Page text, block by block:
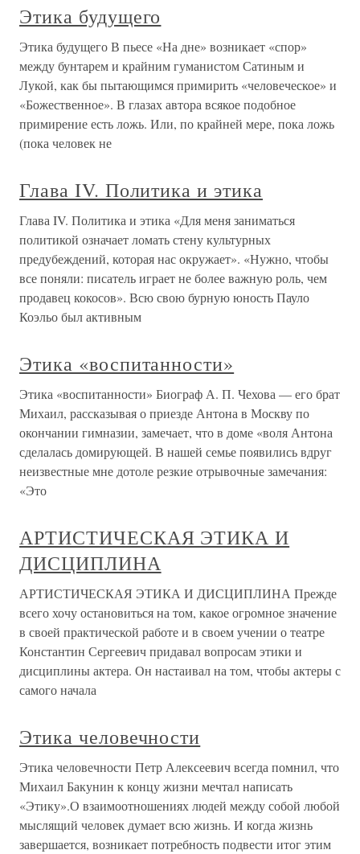
Этика будущего
Этика будущего В пьесе «На дне» возникает «спор»
между бунтарем и крайним гуманистом Сатиным и
Лукой, как бы пытающимся примирить «человеческое» и
«Божественное». В глазах автора всякое подобное
примирение есть ложь. Или, по крайней мере, пока ложь
(пока человек не
Глава IV. Политика и этика
Глава IV. Политика и этика «Для меня заниматься
политикой означает ломать стену культурных
предубеждений, которая нас окружает». «Нужно, чтобы
все поняли: писатель играет не более важную роль, чем
продавец кокосов». Всю свою бурную юность Пауло
Коэльо был активным
Этика «воспитанности»
Этика «воспитанности» Биограф А. П. Чехова — его брат
Михаил, рассказывая о приезде Антона в Москву по
окончании гимназии, замечает, что в доме «воля Антона
сделалась домирующей. В нашей семье появились вдруг
неизвестные мне дотоле резкие отрывочные замечания:
«Это
АРТИСТИЧЕСКАЯ ЭТИКА И
ДИСЦИПЛИНА
АРТИСТИЧЕСКАЯ ЭТИКА И ДИСЦИПЛИНА Прежде
всего хочу остановиться на том, какое огромное значение
в своей практической работе и в своем учении о театре
Константин Сергеевич придавал вопросам этики и
дисциплины актера. Он настаивал на том, чтобы актеры с
самого начала
Этика человечности
Этика человечности Петр Алексеевич всегда помнил, что
Михаил Бакунин к концу жизни мечтал написать
«Этику».О взаимоотношениях людей между собой любой
мыслящий человек думает всю жизнь. И когда жизнь
завершается, возникает потребность подвести итог этим